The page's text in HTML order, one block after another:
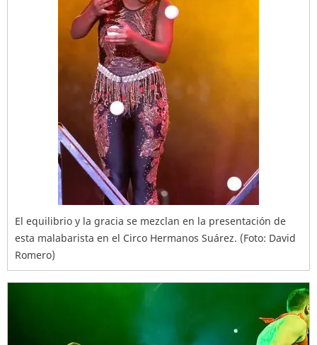
El equilibrio y la gracia se mezclan en la presentación de
esta malabarista en el Circo Hermanos Suárez. (Foto: David
Romero)